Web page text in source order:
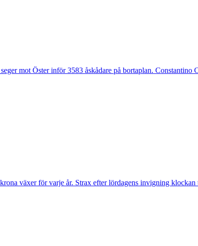
mot Öster inför 3583 åskådare på bortaplan. Constantino
växer för varje år. Strax efter lördagens invigning